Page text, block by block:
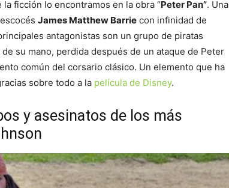
ficción lo encontramos en la obra “Peter Pan”. Una
James Matthew Barrie con infinidad de
antagonistas son un grupo de piratas
de su mano, perdida después de un ataque de Peter
común del corsario clásico. Un elemento que ha
sobre todo a la película de Disney.
y asesinatos de los más